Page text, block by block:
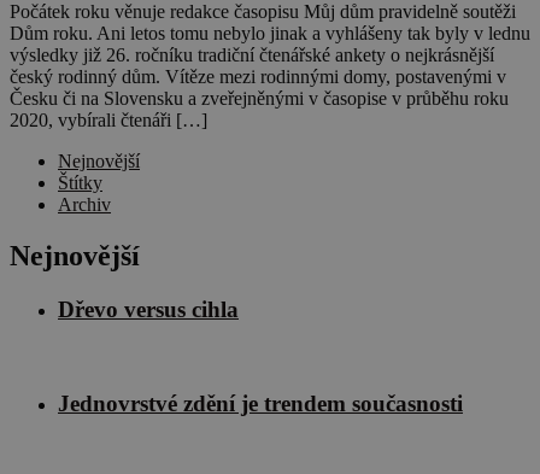
Počátek roku věnuje redakce časopisu Můj dům pravidelně soutěži
Dům roku. Ani letos tomu nebylo jinak a vyhlášeny tak byly v lednu
výsledky již 26. ročníku tradiční čtenářské ankety o nejkrásnější
český rodinný dům. Vítěze mezi rodinnými domy, postavenými v
Česku či na Slovensku a zveřejněnými v časopise v průběhu roku
2020, vybírali čtenáři […]
Nejnovější
Štítky
Archiv
Nejnovější
Dřevo versus cihla
Jednovrstvé zdění je trendem současnosti